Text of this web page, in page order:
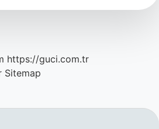
https://guci.com.tr
Sitemap